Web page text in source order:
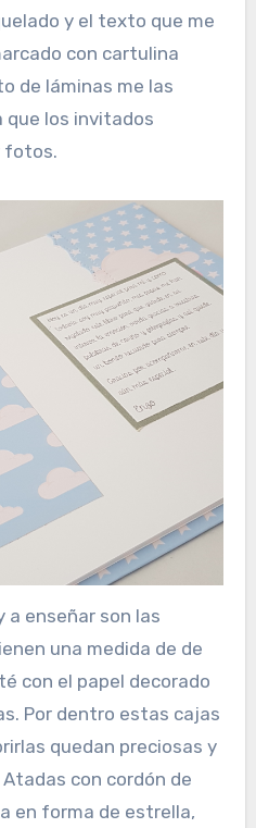
y el texto que me
con cartulina
de láminas me las
que los invitados
fotos.
a enseñar son las
una medida de de
con el papel decorado
Por dentro estas cajas
quedan preciosas y
con cordón de
en forma de estrella,